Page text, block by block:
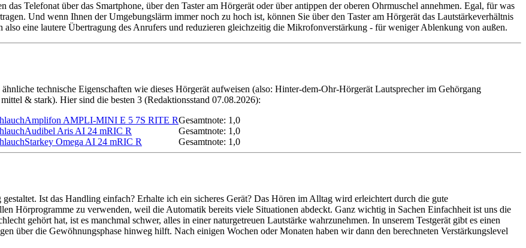
Telefonat über das Smartphone, über den Taster am Hörgerät oder über antippen der oberen Ohrmuschel annehmen. Egal, für was
Und wenn Ihnen der Umgebungslärm immer noch zu hoch ist, können Sie über den Taster am Hörgerät das Lautstärkeverhältnis
eine lautere Übertragung des Anrufers und reduzieren gleichzeitig die Mikrofonverstärkung - für weniger Ablenkung von außen.
technische Eigenschaften wie dieses Hörgerät aufweisen (also: Hinter-dem-Ohr-Hörgerät Lautsprecher im Gehörgang
& stark). Hier sind die besten 3 (Redaktionsstand 07.08.2026):
Amplifon AMPLI-MINI E 5 7S RITE RGesamtnote: 1,0
Audibel Aris AI 24 mRIC R
Gesamtnote: 1,0
Starkey Omega AI 24 mRIC R
Gesamtnote: 1,0
Ist das Handling einfach? Erhalte ich ein sicheres Gerät? Das Hören im Alltag wird erleichtert durch die gute
Hörprogramme zu verwenden, weil die Automatik bereits viele Situationen abdeckt. Ganz wichtig in Sachen Einfachheit ist uns die
gehört hat, ist es manchmal schwer, alles in einer naturgetreuen Lautstärke wahrzunehmen. In unserem Testgerät gibt es einen
über die Gewöhnungsphase hinweg hilft. Nach einigen Wochen oder Monaten haben wir dann den berechneten Verstärkungslevel